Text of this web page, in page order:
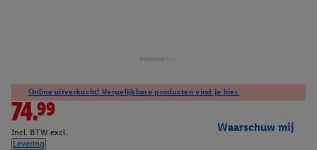
Online uitverkocht! Vergelijkbare producten vind je hier.
74.99
Incl. BTW excl.
Levering
Waarschuw mij